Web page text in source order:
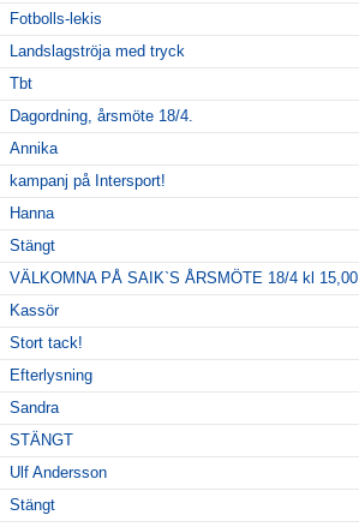
Fotbolls-lekis
Landslagströja med tryck
Tbt
Dagordning, årsmöte 18/4.
Annika
kampanj på Intersport!
Hanna
Stängt
VÄLKOMNA PÅ SAIK`S ÅRSMÖTE 18/4 kl 15,00
Kassör
Stort tack!
Efterlysning
Sandra
STÄNGT
Ulf Andersson
Stängt